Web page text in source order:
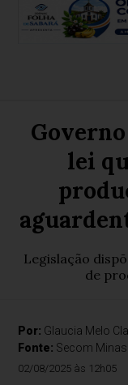
lei
Legislação
de
Por: Glaucia Melo
Fonte: Secom
02/08/2025 às 12h05